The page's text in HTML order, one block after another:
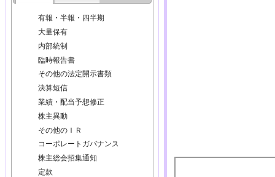
有報・半報・四半期
大量保有
内部統制
臨時報告書
その他の法定開示書類
決算短信
業績・配当予想修正
株主異動
その他のＩＲ
コーポレートガバナンス
株主総会招集通知
定款